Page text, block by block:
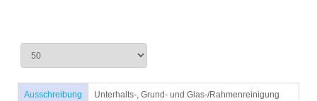
Ausschreibung
Unterhalts-, Grund- und Glas-/Rahmenreinigung